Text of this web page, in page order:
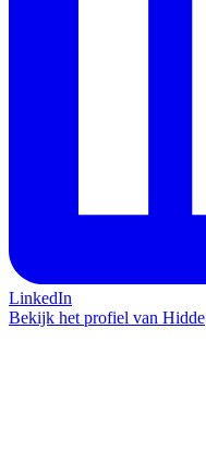
LinkedIn
Bekijk het profiel van Hidde